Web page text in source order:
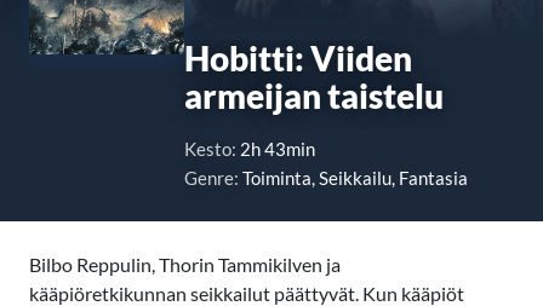
Hobitti: Viiden
armeijan taistelu
Kesto: 2h 43min
Genre: Toiminta, Seikkailu, Fantasia
Bilbo Reppulin, Thorin Tammikilven ja
kääpiöretkikunnan seikkailut päättyvät. Kun kääpiöt